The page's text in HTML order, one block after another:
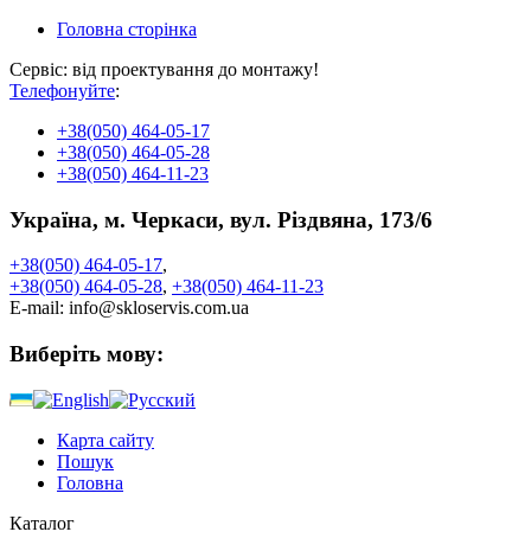
Головна сторінка
Сервіс: від проектування до монтажу!
Телефонуйте:
+38(050) 464-05-17
+38(050) 464-05-28
+38(050) 464-11-23
Україна, м. Черкаси, вул. Різдвяна, 173/6
+38(050) 464-05-17,
+38(050) 464-05-28, +38(050) 464-11-23
E-mail: info@skloservis.com.ua
Виберіть мову:
Карта сайту
Пошук
Головна
Каталог